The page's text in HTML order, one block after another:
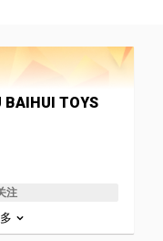
BAIHUI TOYS
注